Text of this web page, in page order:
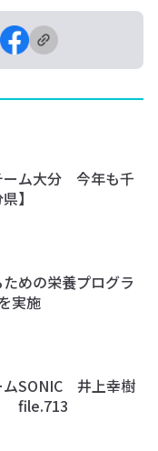
ム大分 今年も千
】
めの栄養プログラ
実施
ムSONIC 井上幸樹
file.713